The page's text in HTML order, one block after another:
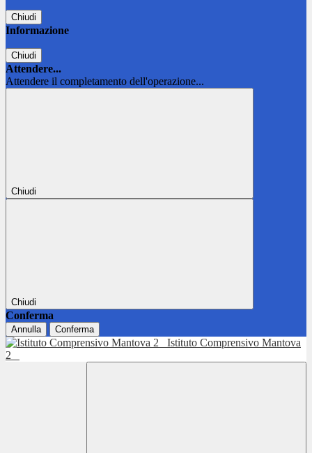
Chiudi
Informazione
Chiudi
Attendere...
Attendere il completamento dell'operazione...
Chiudi
Chiudi
Conferma
Annulla Conferma
Istituto Comprensivo Mantova
2